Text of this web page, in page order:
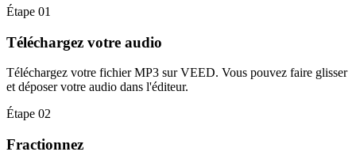
Étape 01
Téléchargez votre audio
Téléchargez votre fichier MP3 sur VEED. Vous pouvez faire glisser
et déposer votre audio dans l'éditeur.
Étape 02
Fractionnez